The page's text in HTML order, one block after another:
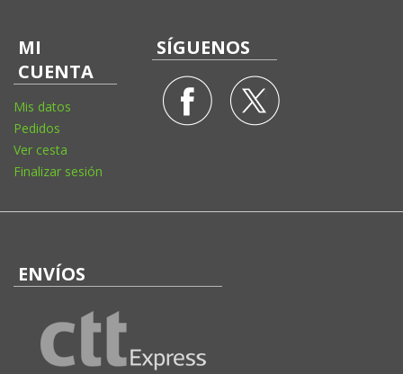
MI
CUENTA
Mis datos
Pedidos
Ver cesta
Finalizar sesión
SÍGUENOS
ENVÍOS